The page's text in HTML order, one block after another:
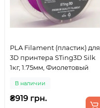
PLA Filament (пластик) для
3D принтера STing3D Silk
1кг, 1.75мм, Фиолетовый
В наличии
₴919 грн.